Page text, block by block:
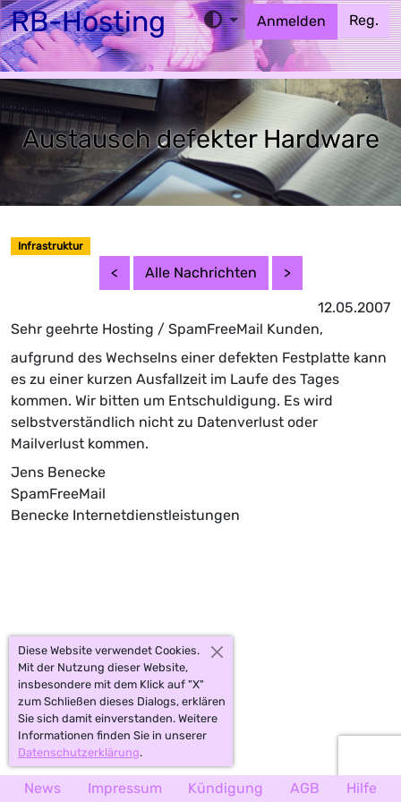
RB-Hosting Anmelden Reg.
Home Webhosting EMail MX Cloud
Austausch defekter Hardware
Infrastruktur
< Alle Nachrichten >
12.05.2007
Sehr geehrte Hosting / SpamFreeMail Kunden,
aufgrund des Wechselns einer defekten Festplatte kann
es zu einer kurzen Ausfallzeit im Laufe des Tages
kommen. Wir bitten um Entschuldigung. Es wird
selbstverständlich nicht zu Datenverlust oder
Mailverlust kommen.
Jens Benecke
SpamFreeMail
Benecke Internetdienstleistungen
News Impressum Kündigung AGB Hilfe
Diese Website verwendet Cookies.
Mit der Nutzung dieser Website,
insbesondere mit dem Klick auf "X"
zum Schließen dieses Dialogs, erklären
Sie sich damit einverstanden. Weitere
Informationen finden Sie in unserer
Datenschutzerklärung.